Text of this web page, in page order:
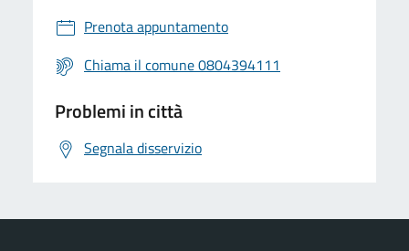
Prenota appuntamento
Chiama il comune 0804394111
Problemi in città
Segnala disservizio